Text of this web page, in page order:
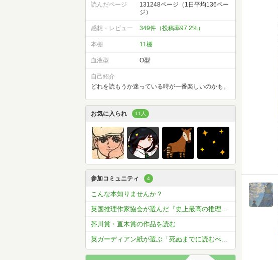
読んだページ
131248ページ（1日平均136ペー
ジ）
感想・レビュー 349件（投稿率97.2%）
本棚 11棚
血液型 O型
自己紹介
どれを読もうか迷っている時が一番楽しいのかも。
お気に入られ 11人
参加コミュニティ 4
こんな本知りませんか？
英国推理作家協会が選んだ『史上最高の推理小説100冊』を読破しよう！
芥川賞・直木賞の作品を読む
英ガーディアン紙が選ぶ「死ぬまでに読むべき」必読小説1000冊を読破しよう！